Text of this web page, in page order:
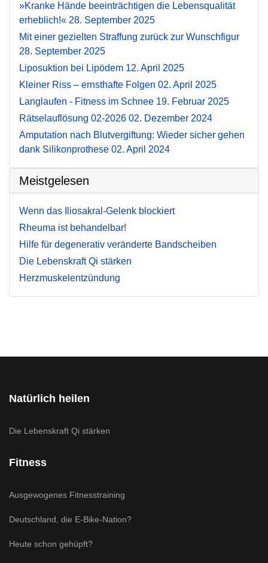
»Kranke Hände beeinträchtigen die Lebensqualität
erheblich!« 28. September 2025
Mit einer gezielten Straffung zurück zur Wunschfigur
28. September 2025
Liposuktion bei Lipödem 12. April 2025
Kleiner Riss – ernsthafte Folgen 02. April 2025
Langlaufen - Fitness im Schnee 19. Februar 2025
Rätselauflösung 02-2026 02. Dezember 2024
Amputation nach Blutvergiftung: Wieder sicher gehen
dank Silikonprothese 02. April 2024
Meistgelesen
Wenn das Iliosakral-Gelenk blockiert
Rheuma ist behandelbar!
Hilfe für degenerativ veränderte Bandscheiben
Die Lebenskraft Qi stärken
Herzmuskelentzündung
Natürlich heilen
Die Lebenskraft Qi stärken
Fitness
Ausgewogenes Fitnesstraining
Deutschland, die E-Bike-Nation?
Heute schon gehüpft?